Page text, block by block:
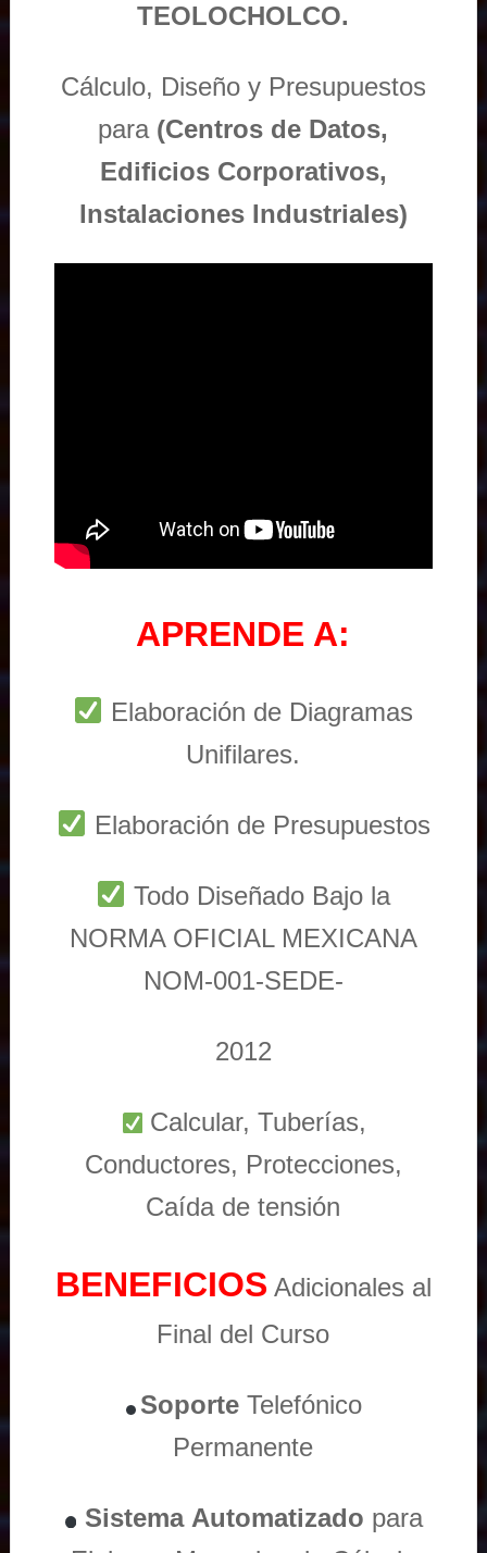
TEOLOCHOLCO.
Cálculo, Diseño y Presupuestos
para (Centros de Datos,
Edificios Corporativos,
Instalaciones Industriales)
APRENDE A:
Elaboración de Diagramas
Unifilares.
Elaboración de Presupuestos
Todo Diseñado Bajo la
NORMA OFICIAL MEXICANA
NOM-001-SEDE-
2012
Calcular, Tuberías,
Conductores, Protecciones,
Caída de tensión
BENEFICIOS Adicionales al
Final del Curso
Soporte Telefónico
Permanente
Sistema Automatizado para